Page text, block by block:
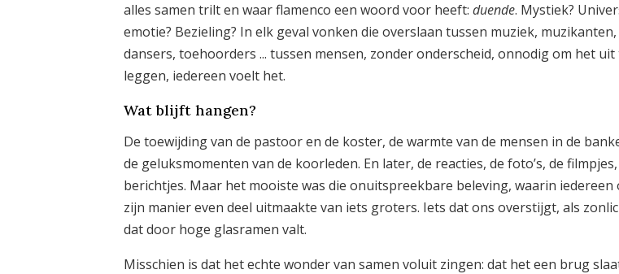
alles samen trilt en waar flamenco een woord voor heeft: duende. Mystiek?
emotie? Bezieling? In elk geval vonken die overslaan tussen muziek, muzikanten,
dansers, toehoorders ... tussen mensen, zonder onderscheid, onnodig om het uit
leggen, iedereen voelt het.
Wat blijft hangen?
De toewijding van de pastoor en de koster, de warmte van de mensen in de
de geluksmomenten van de koorleden. En later, de reacties, de foto’s, de
berichtjes. Maar het mooiste was die onuitspreekbare beleving, waarin iedereen
zijn manier even deel uitmaakte van iets groters. Iets dat ons overstijgt, als
dat door hoge glasramen valt.
Misschien is dat het echte wonder van samen voluit zingen: dat het een brug